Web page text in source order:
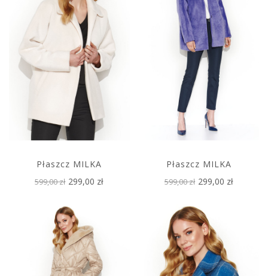
Płaszcz MILKA
599,00 zł 299,00 zł
Płaszcz MILKA
599,00 zł 299,00 zł